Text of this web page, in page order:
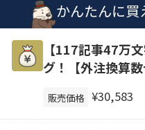
かんたんに
【117記事47万
グ！【外注換算数
販売価格 ¥30,583